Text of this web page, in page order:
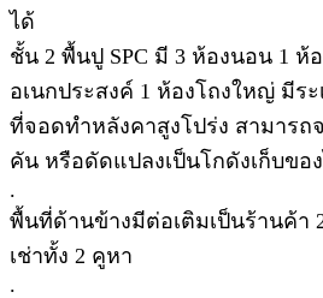
ได้
ชั้น 2 พื้นปู SPC มี 3 ห้องนอน 1 ห้
อเนกประสงค์ 1 ห้องโถงใหญ่ มีระ
ที่จอดทำหลังคาสูงโปร่ง สามารถ
คัน หรือดัดแปลงเป็นโกดังเก็บขอ
.
พื้นที่ด้านข้างมีต่อเติมเป็นร้านค้า
เช่าทั้ง 2 คูหา
.